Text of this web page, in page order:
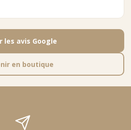
les avis Google
en boutique